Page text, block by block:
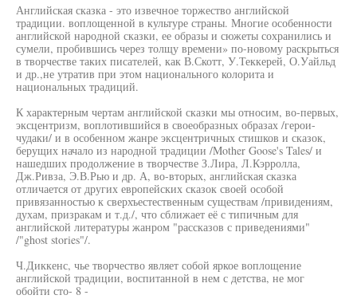
Английская сказка - это извечное торжество английской
традиции. воплощенной в культуре страны. Многие особенности
английской народной сказки, ее образы и сюжеты сохранились и
сумели, пробившись через толщу времени» по-новому раскрыться
в творчестве таких писателей, как В.Скотт, У.Теккерей, О.Уайльд
и др.,не утратив при этом национального колорита и
национальных традиций.
К характерным чертам английской сказки мы относим, во-первых,
эксцентризм, воплотившийся в своеобразных образах /герои-
чудаки/ и в особенном жанре эксцентричных стишков и сказок,
берущих начало из народной традиции /Mother Goose's Tales/ и
нашедших продолжение в творчестве З.Лира, Л.Кэрролла,
Дж.Ривза, Э.В.Рью и др. А, во-вторых, английская сказка
отличается от других европейских сказок своей особой
привязанностью к сверхъестественным существам /привидениям,
духам, призракам и т.д./, что сближает её с типичным для
английской литературы жанром "рассказов с приведениями"
/"ghost stories"/.
Ч.Диккенс, чье творчество являет собой яркое воплощение
английской традиции, воспитанной в нем с детства, не мог
обойти сто- 8 -